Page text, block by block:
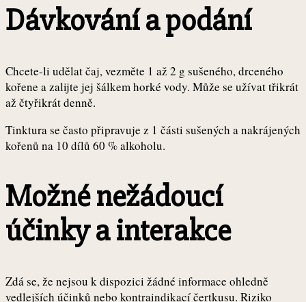
Dávkování a podání
Chcete-li udělat čaj, vezměte 1 až 2 g sušeného, drceného
kořene a zalijte jej šálkem horké vody. Může se užívat třikrát
až čtyřikrát denně.
Tinktura se často připravuje z 1 části sušených a nakrájených
kořenů na 10 dílů 60 % alkoholu.
Možné nežádoucí
účinky a interakce
Zdá se, že nejsou k dispozici žádné informace ohledně
vedlejších účinků nebo kontraindikací čertkusu. Riziko